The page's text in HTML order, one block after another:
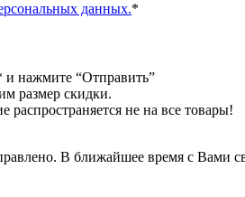
данных.*
и нажмите “Отправить”
размер скидки.
не на все товары!
В ближайшее время с Вами